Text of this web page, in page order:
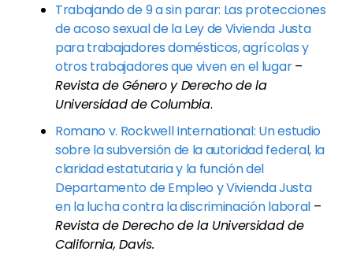
Trabajando de 9 a sin parar: Las protecciones
de acoso sexual de la Ley de Vivienda Justa
para trabajadores domésticos, agrícolas y
otros trabajadores que viven en el lugar–
Revista de Género y Derecho de la
Universidad de Columbia.
Romano v. Rockwell International: Un estudio
sobre la subversión de la autoridad federal, la
claridad estatutaria y la función del
Departamento de Empleo y Vivienda Justa
en la lucha contra la discriminación laboral–
Revista de Derecho de la Universidad de
California, Davis.